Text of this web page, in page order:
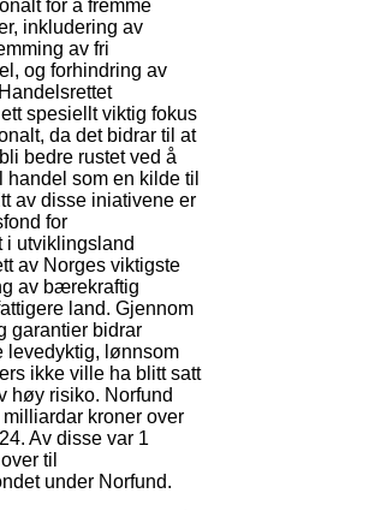
for å fremme
inkludering av
av fri
og forhindring av
spesiellt viktig fokus
da det bidrar til at
bedre rustet ved å
handel som en kilde til
av disse iniativene er
for
utviklingsland
av Norges viktigste
av bærekraftig
land. Gjennom
garantier bidrar
levedyktig, lønnsom
ikke ville ha blitt satt
høy risiko. Norfund
kroner over
Av disse var 1
til
under Norfund.